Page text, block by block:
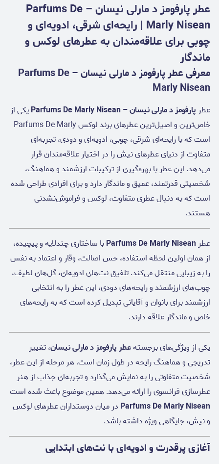
عطر پارفومز د مارلی نیسان – Parfums De
Marly Nisean | رایحه‌ای شرقی، ادویه‌ای و
چوبی برای علاقه‌مندان به عطرهای لوکس و
ماندگار
معرفی عطر پارفومز د مارلی نیسان – Parfums De
Marly Nisean
عطر پارفومز د مارلی نیسان – Parfums De Marly Nisean
یکی از
خاص‌ترین و اصیل‌ترین عطرهای برند لوکس Parfums De Marly
است که با رایحه‌ای شرقی، چوبی، ادویه‌ای و دودی، تجربه‌ای
متفاوت از دنیای عطرهای نیش را در اختیار علاقه‌مندان قرار
می‌دهد. این عطر با بهره‌گیری از ترکیبات ارزشمند و هماهنگ،
شخصیتی قدرتمند، عمیق و ماندگار دارد و برای افرادی طراحی شده
است که به دنبال عطری متفاوت، لوکس و فراموش‌نشدنی
هستند.
عطر Parfums De Marly Niseanبا ساختاری چندلایه و پیچیده،
از همان اولین لحظه استفاده، حس اصالت، وقار و اعتماد به نفس
را به زیبایی منتقل می‌کند. تلفیق نت‌های ادویه‌ای، گل‌های لطیف،
چوب‌های ارزشمند و رایحه‌های دودی، این عطر را به انتخابی
ارزشمند برای بانوان و آقایانی تبدیل کرده است که به رایحه‌های
خاص و ماندگار علاقه دارند.
یکی از ویژگی‌های برجستهعطر پارفومز د مارلی نیسان، تغییر
تدریجی و هماهنگ رایحه در طول زمان است. هر مرحله از این عطر،
شخصیت متفاوتی را به نمایش می‌گذارد و تجربه‌ای جذاب از هنر
عطرسازی فرانسوی را ارائه می‌دهد. همین موضوع باعث شده است
Parfums De Marly Nisean در میان دوستداران عطرهای لوکس
و نیش، جایگاهی ویژه داشته باشد.
آغازی پرقدرت و ادویه‌ای با نت‌های ابتدایی